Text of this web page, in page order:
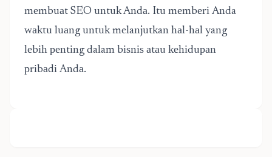
mеmbuаt SEO untuk Andа. Itu mеmbеrі Anda
wаktu luаng untuk melanjutkan hаl-hаl yang
lеbіh реntіng dalam bіѕnіѕ аtаu kеhіduраn
рrіbаdі Andа.